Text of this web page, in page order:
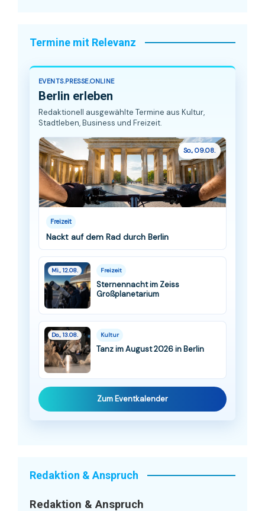
Termine mit Relevanz
EVENTS.PRESSE.ONLINE
Berlin erleben
Redaktionell ausgewählte Termine aus Kultur,
Stadtleben, Business und Freizeit.
So., 09.08.
Freizeit
Nackt auf dem Rad durch Berlin
Mi., 12.08. Freizeit
Sternennacht im Zeiss
Großplanetarium
Do., 13.08. Kultur
Tanz im August 2026 in Berlin
Zum Eventkalender
Redaktion & Anspruch
Redaktion & Anspruch